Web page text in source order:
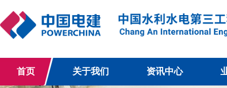
首页 关于我们 资讯中心